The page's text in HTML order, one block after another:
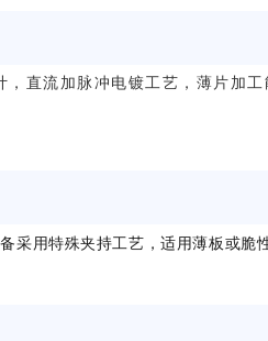
，直流加脉冲电镀工艺，薄片加
采用特殊夹持工艺，适用薄板或脆